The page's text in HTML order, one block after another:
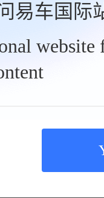
易车国际
website
12326张图片
139.82万